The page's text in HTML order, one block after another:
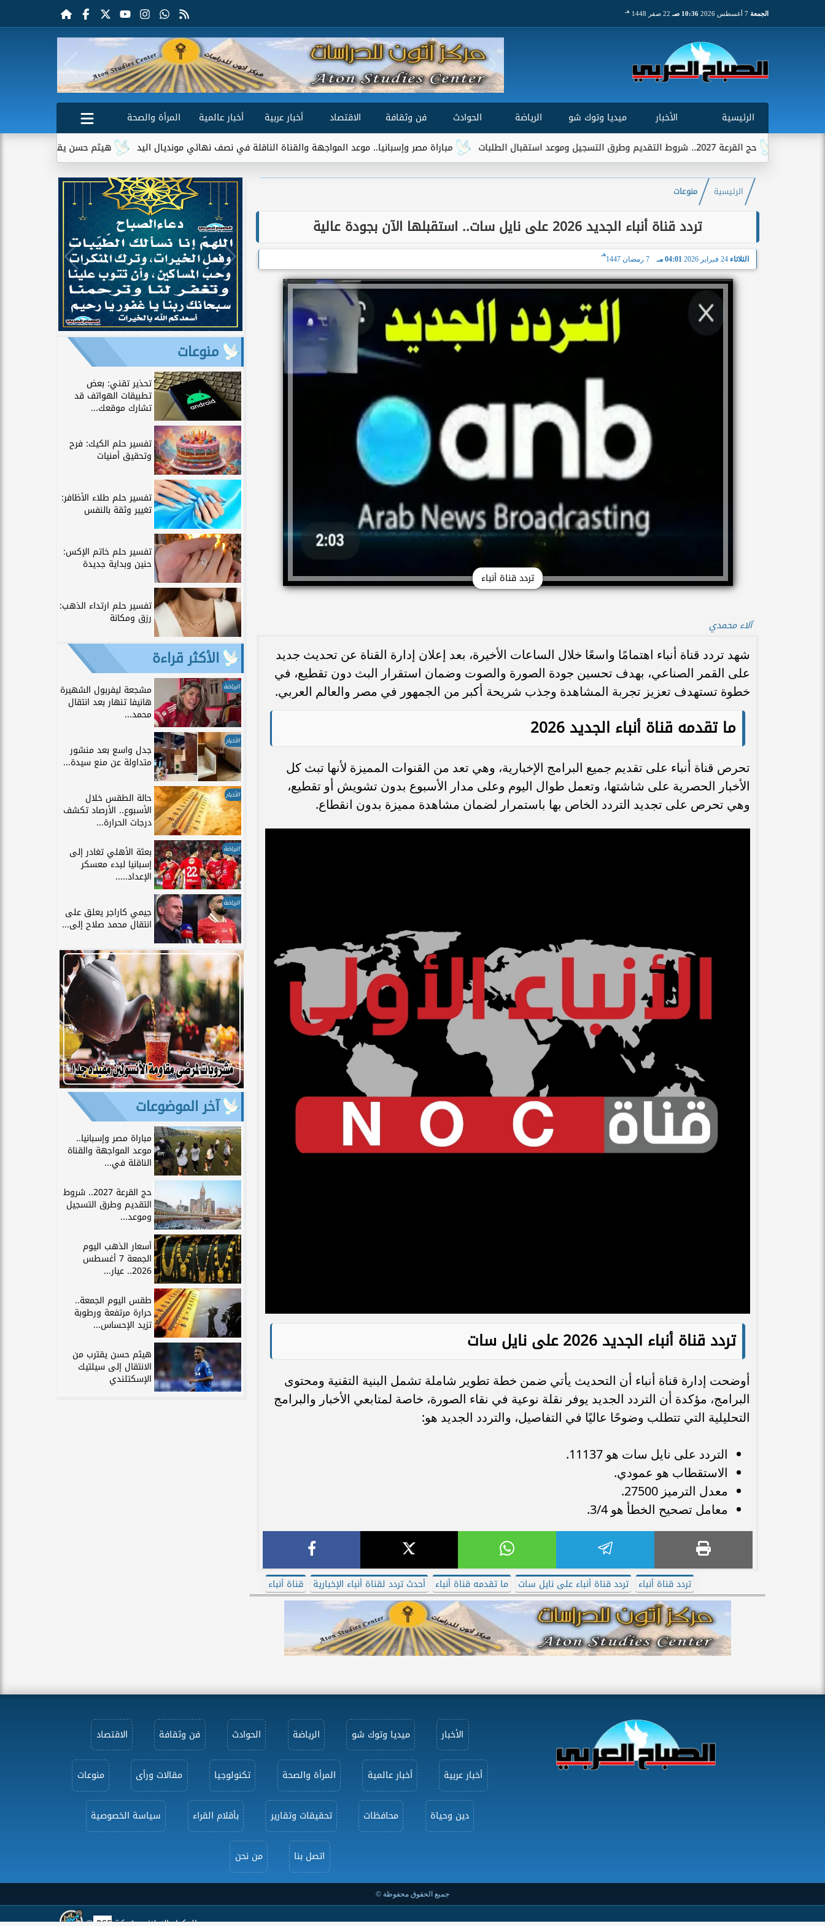
الجمعة 10:36 صـ 22 صفر 1448 هـ
الرئيسية الأخبار ميديا وتوك شو الرياضة الحوادث فن وثقافة الاقتصاد أخبار عربية أخبار عالمية
المرأة والصحة
هيثم حسن يقترب من الانتقال إلى
مباراة مصر وإسبانيا.. موعد المواجهة والقناة الناقلة في نصف نهائي مونديال اليد حج القرعة 2027.. شروط التقديم وطرق التسجيل وموعد استقبال الطلبات
الرئيسية منوعات
تردد قناة أنباء الجديد 2026 على نايل سات.. استقبلها الآن بجودة عالية
الثلاثاء 24 فبراير 2026 04:01 مـ 7 رمضان 1447
هـ
تردد قناة أنباء
آلاء محمدي
شهد تردد قناة أنباء اهتمامًا واسعًا خلال الساعات الأخيرة، بعد إعلان إدارة القناة عن تحديث جديد
على القمر الصناعي، بهدف تحسين جودة الصورة والصوت وضمان استقرار البث دون تقطيع، في
خطوة تستهدف تعزيز تجربة المشاهدة وجذب شريحة أكبر من الجمهور في مصر والعالم العربي.
ما تقدمه قناة أنباء الجديد 2026
تحرص قناة أنباء على تقديم جميع البرامج الإخبارية، وهي تعد من القنوات المميزة لأنها تبث كل
الأخبار الحصرية على شاشتها، وتعمل طوال اليوم وعلى مدار الأسبوع بدون تشويش أو تقطيع،
وهي تحرص على تجديد التردد الخاص بها باستمرار لضمان مشاهدة مميزة بدون انقطاع.
تردد قناة أنباء الجديد 2026 على نايل سات
أوضحت إدارة قناة أنباء أن التحديث يأتي ضمن خطة تطوير شاملة تشمل البنية التقنية ومحتوى
البرامج، مؤكدة أن التردد الجديد يوفر نقلة نوعية في نقاء الصورة، خاصة لمتابعي الأخبار والبرامج
التحليلية التي تتطلب وضوحًا عاليًا في التفاصيل، والتردد الجديد هو:
التردد على نايل سات هو 11137.
الاستقطاب هو عمودي.
معدل الترميز 27500.
معامل تصحيح الخطأ هو 3/4.
تردد قناة أنباء تردد قناة أنباء على نايل سات ما تقدمه قناة أنباء أحدث تردد لقناة أنباء الإخبارية قناة أنباء
منوعات
تحذير تقني: بعض
تطبيقات الهواتف قد
تشارك موقعك...
تفسير حلم الكيك: فرح
وتحقيق أمنيات
تفسير حلم طلاء الأظافر:
تغيير وثقة بالنفس
تفسير حلم خاتم الإكس:
حنين وبداية جديدة
تفسير حلم ارتداء الذهب:
رزق ومكانة
الأكثر قراءة
الرياضة مشجعة ليفربول الشهيرة
هانيفا تنهار بعد انتقال
محمد...
الأخبار
جدل واسع بعد منشور
متداولة عن منع سيدة...
الأخبار حالة الطقس خلال
الأسبوع.. الأرصاد تكشف
درجات الحرارة...
الرياضة بعثة الأهلي تغادر إلى
إسبانيا لبدء معسكر
الإعداد.....
الرياضة
جيمي كاراجر يعلق على
انتقال محمد صلاح إلى...
آخر الموضوعات
مباراة مصر وإسبانيا..
موعد المواجهة والقناة
الناقلة في...
حج القرعة 2027.. شروط
التقديم وطرق التسجيل
وموعد...
أسعار الذهب اليوم
الجمعة 7 أغسطس
2026.. عيار...
طقس اليوم الجمعة..
حرارة مرتفعة ورطوبة
تزيد الإحساس...
هيثم حسن يقترب من
الانتقال إلى سيلتيك
الإسكتلندي
الأخبار ميديا وتوك شو الرياضة الحوادث فن وثقافة الاقتصاد
أخبار عربية أخبار عالمية المرأة والصحة تكنولوجيا مقالات ورأى منوعات
دين وحياة محافظات تحقيقات وتقارير بأقلام القراء سياسة الخصوصية
اتصل بنا من نحن
جميع الحقوق محفوظة ©